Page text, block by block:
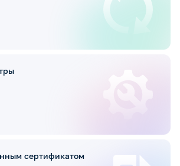
сертификатом